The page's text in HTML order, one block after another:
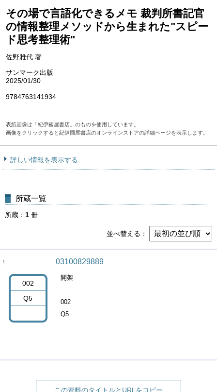
その場で言語化できるメモ 裁判所書記官
の情報整理メソッドから生まれた"スピー
ド思考整理術"
佐野雅代 著
サンマーク出版
2025/01/30
9784763141934
表紙画像は「紀伊國屋書店」のものを使用しています。
画像をクリックすると紀伊國屋書店のオンラインストアの詳細ページを表示します。
詳しい情報を表示する
所蔵一覧
所蔵 1 冊
並べ替える
1
002
Q5
03100829889
開架
002
Q5
この資料のタイトルとURLをコピー